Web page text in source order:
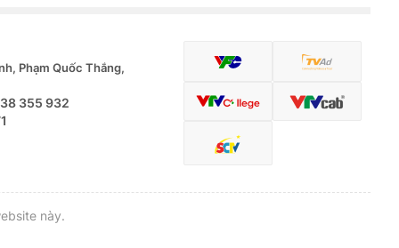
Phạm Quốc Thắng,
355 932
này.